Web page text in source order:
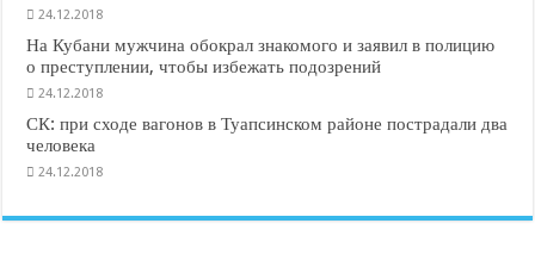
24.12.2018
На Кубани мужчина обокрал знакомого и заявил в полицию
о преступлении, чтобы избежать подозрений
24.12.2018
СК: при сходе вагонов в Туапсинском районе пострадали два
человека
24.12.2018